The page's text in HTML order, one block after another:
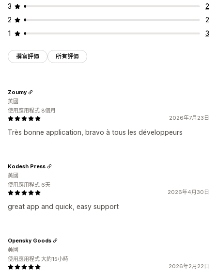
3
2
2
2
1
3
撰寫評價 所有評價
2026年7月23日
Très bonne application, bravo à tous les développeurs
Zoumy
美國
使用應用程式 8個月
2026年4月30日
great app and quick, easy support
Kodesh Press
美國
使用應用程式 6天
2026年2月22日
Opensky Goods
美國
使用應用程式 大約15小時